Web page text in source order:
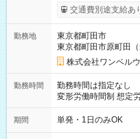
いOK！（規定あり）
ンビニATMから 日払い分を
交通費別途支給あ
勤務地
東京都町田市
東京都町田市原町田（
株式会社ワンベル
勤務時間
勤務時間は指定なし
変形労働時間制 想定労働時間160
～21：00
期間 単発・1日のみOK